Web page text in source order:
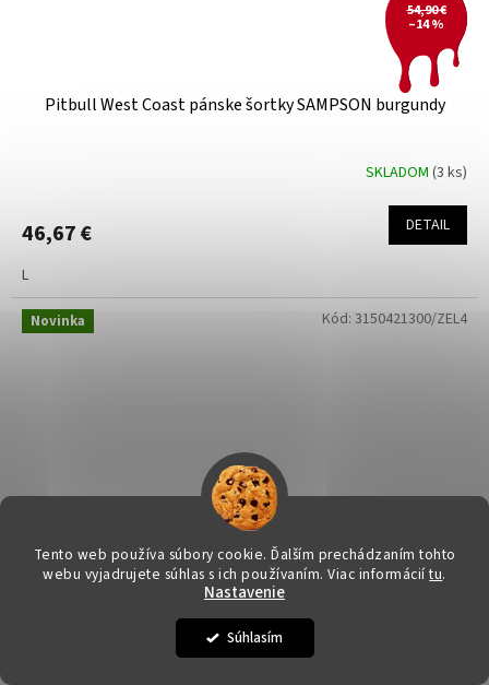
Tento web používa súbory cookie. Ďalším prechádzaním tohto
webu vyjadrujete súhlas s ich používaním. Viac informáciítu.
Nastavenie
Súhlasím
54,90 €
–14 %
Pitbull West Coast pánske šortky SAMPSON burgundy
SKLADOM (3 ks)
46,67 € DETAIL
L
Novinka
54,90 €
–14 %
Kód: 3150421300/ZEL4